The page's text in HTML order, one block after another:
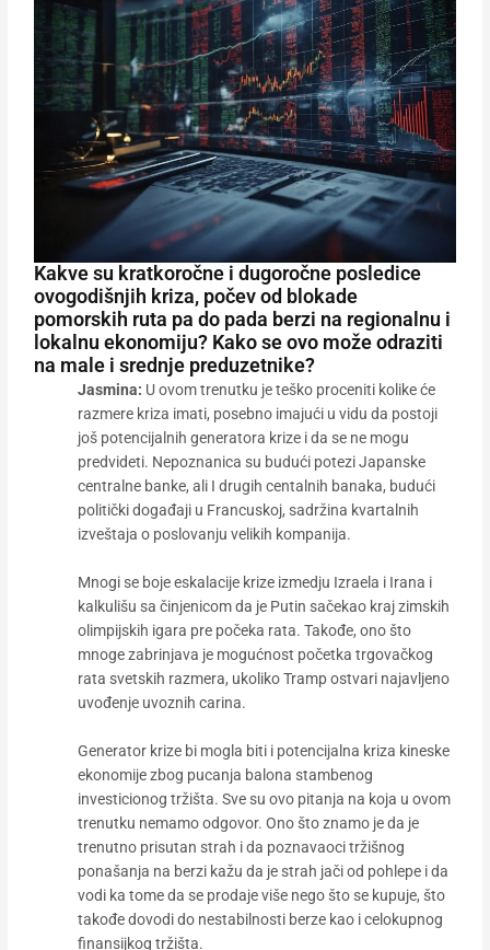
Kakve su kratkoročne i dugoročne posledice
ovogodišnjih kriza, počev od blokade
pomorskih ruta pa do pada berzi na regionalnu i
lokalnu ekonomiju? Kako se ovo može odraziti
na male i srednje preduzetnike?
Jasmina: U ovom trenutku je teško proceniti kolike će
razmere kriza imati, posebno imajući u vidu da postoji
još potencijalnih generatora krize i da se ne mogu
predvideti. Nepoznanica su budući potezi Japanske
centralne banke, ali I drugih centalnih banaka, budući
politički događaji u Francuskoj, sadržina kvartalnih
izveštaja o poslovanju velikih kompanija.
Mnogi se boje eskalacije krize izmedju Izraela i Irana i
kalkulišu sa činjenicom da je Putin sačekao kraj zimskih
olimpijskih igara pre počeka rata. Takođe, ono što
mnoge zabrinjava je mogućnost početka trgovačkog
rata svetskih razmera, ukoliko Tramp ostvari najavljeno
uvođenje uvoznih carina.
Generator krize bi mogla biti i potencijalna kriza kineske
ekonomije zbog pucanja balona stambenog
investicionog tržišta. Sve su ovo pitanja na koja u ovom
trenutku nemamo odgovor. Ono što znamo je da je
trenutno prisutan strah i da poznavaoci tržišnog
ponašanja na berzi kažu da je strah jači od pohlepe i da
vodi ka tome da se prodaje više nego što se kupuje, što
takođe dovodi do nestabilnosti berze kao i celokupnog
finansijkog tržišta.